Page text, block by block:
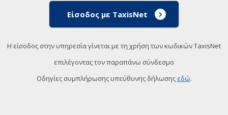
Είσοδος με TaxisNet
Η είσοδος στην υπηρεσία γίνεται με τη χρήση των κωδικών TaxisNet
επιλέγοντας τον παραπάνω σύνδεσμο
Οδηγίες συμπλήρωσης υπεύθυνης δήλωσης εδώ.